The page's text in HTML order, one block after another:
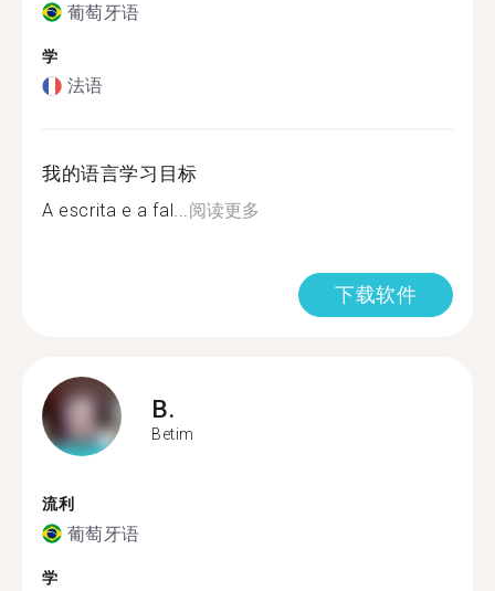
葡萄牙语
学
法语
我的语言学习目标
A escrita e a fal...阅读更多
下载软件
B.
Betim
流利
葡萄牙语
学